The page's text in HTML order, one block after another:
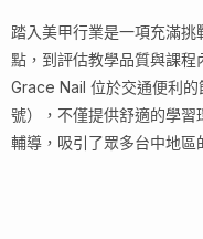
踏入美甲行業是一項充滿
點，到評估教學品質與課程
Grace Nail 位於交通便利
號），不僅提供舒適的學
輔導，吸引了眾多台中地區